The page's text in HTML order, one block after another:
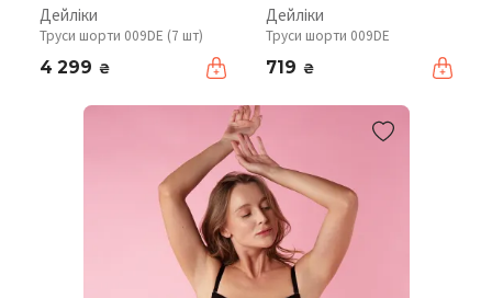
Дейліки
Труси шорти 009DE (7 шт)
4 299 ₴
Дейліки
Труси шорти 009DE
719 ₴